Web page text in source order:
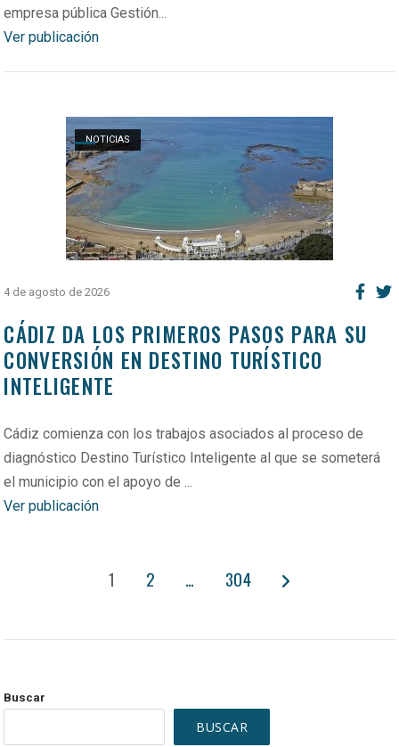
empresa pública Gestión...
Ver publicación
NOTICIAS
Open post
4 de agosto de 2026
CÁDIZ DA LOS PRIMEROS PASOS PARA SU
CONVERSIÓN EN DESTINO TURÍSTICO
INTELIGENTE
Cádiz comienza con los trabajos asociados al proceso de
diagnóstico Destino Turístico Inteligente al que se someterá
el municipio con el apoyo de ...
Ver publicación
PAGINACIÓN
ENTRADAS
1 2 … 304
Buscar
BUSCAR